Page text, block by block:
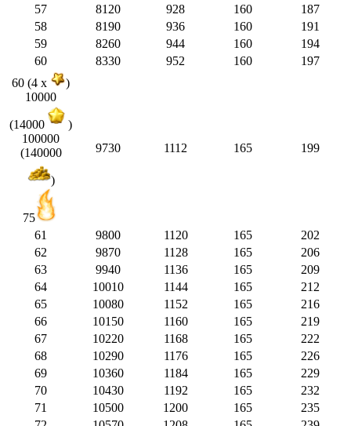
57
8120 928 160
187
58
8190 936 160
191
59
8260 944 160
194
60
8330 952 160
197
60 (4 x
)
10000
(14000
)
100000
(140000
)
75
9730 1112 165 199
61 9800 1120 165
202
62
9870 1128 165
206
63
9940 1136 165
209
64
10010 1144 165
212
65
10080 1152 165
216
66
10150 1160 165
219
67
10220 1168 165
222
68
10290 1176 165
226
69
10360 1184 165
229
70
10430 1192 165
232
71
10500 1200 165
235